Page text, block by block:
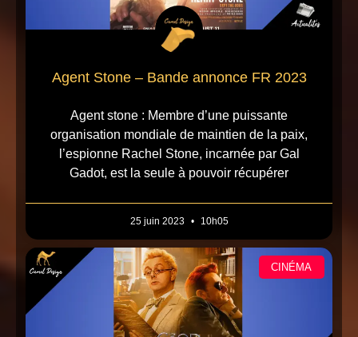
Agent Stone – Bande annonce FR 2023
Agent stone : Membre d’une puissante
organisation mondiale de maintien de la paix,
l’espionne Rachel Stone, incarnée par Gal
Gadot, est la seule à pouvoir récupérer
25 juin 2023 10h05
CINÉMA